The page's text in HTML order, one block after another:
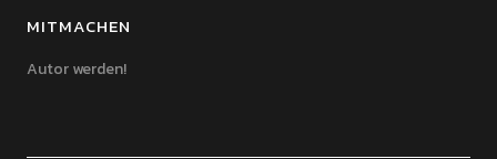
MITMACHEN
Autor werden!